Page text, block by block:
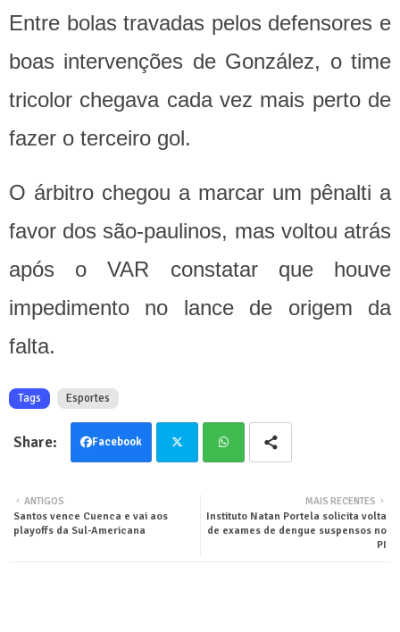
Entre bolas travadas pelos defensores e
boas intervenções de González, o time
tricolor chegava cada vez mais perto de
fazer o terceiro gol.
O árbitro chegou a marcar um pênalti a
favor dos são-paulinos, mas voltou atrás
após o VAR constatar que houve
impedimento no lance de origem da
falta.
Tags Esportes
Facebook
tsa
MAIS RECENTES
Instituto Natan Portela solicita volta
de exames de dengue suspensos no
PI
ANTIGOS
Santos vence Cuenca e vai aos
playoffs da Sul-Americana